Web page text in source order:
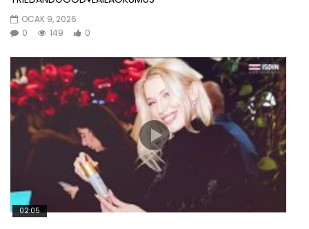
OCAK 9, 2026
0
149 0
02:05